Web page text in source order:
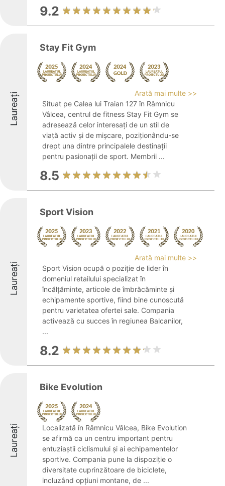
9.2
Laureați
Stay Fit Gym
Arată mai multe >>
Situat pe Calea lui Traian 127 în Râmnicu
Vâlcea, centrul de fitness Stay Fit Gym se
adresează celor interesați de un stil de
viață activ și de mișcare, poziționându-se
drept una dintre principalele destinații
pentru pasionații de sport. Membrii ...
8.5
Laureați
Sport Vision
Arată mai multe >>
Sport Vision ocupă o poziție de lider în
domeniul retailului specializat în
încălțăminte, articole de îmbrăcăminte și
echipamente sportive, fiind bine cunoscută
pentru varietatea ofertei sale. Compania
activează cu succes în regiunea Balcanilor,
...
8.2
Laureați
Bike Evolution
Localizată în Râmnicu Vâlcea, Bike Evolution
se afirmă ca un centru important pentru
entuziaștii ciclismului și ai echipamentelor
sportive. Compania pune la dispoziție o
diversitate cuprinzătoare de biciclete,
incluzând opțiuni montane, de ...